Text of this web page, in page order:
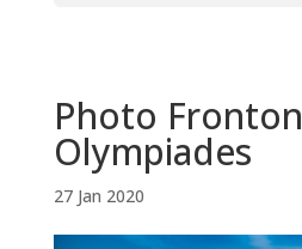
Photo Fronton
Olympiades
27 Jan 2020